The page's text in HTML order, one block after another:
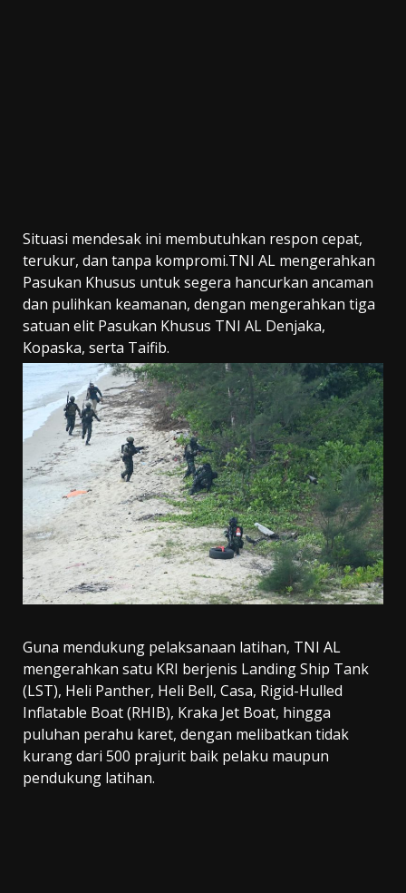
Situasi mendesak ini membutuhkan respon cepat,
terukur, dan tanpa kompromi.TNI AL mengerahkan
Pasukan Khusus untuk segera hancurkan ancaman
dan pulihkan keamanan, dengan mengerahkan tiga
satuan elit Pasukan Khusus TNI AL Denjaka,
Kopaska, serta Taifib.
Guna mendukung pelaksanaan latihan, TNI AL
mengerahkan satu KRI berjenis Landing Ship Tank
(LST), Heli Panther, Heli Bell, Casa, Rigid-Hulled
Inflatable Boat (RHIB), Kraka Jet Boat, hingga
puluhan perahu karet, dengan melibatkan tidak
kurang dari 500 prajurit baik pelaku maupun
pendukung latihan.